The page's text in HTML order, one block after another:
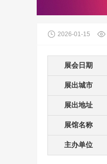
2026-01-15
展会日期
展出城市
展出地址
展馆名称
主办单位